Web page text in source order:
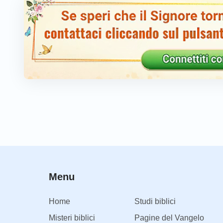
Menu
Home
Studi biblici
Misteri biblici
Pagine del Vangelo